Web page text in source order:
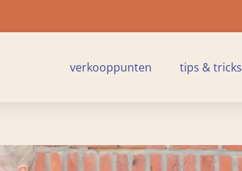
verkooppunten tips & tricks